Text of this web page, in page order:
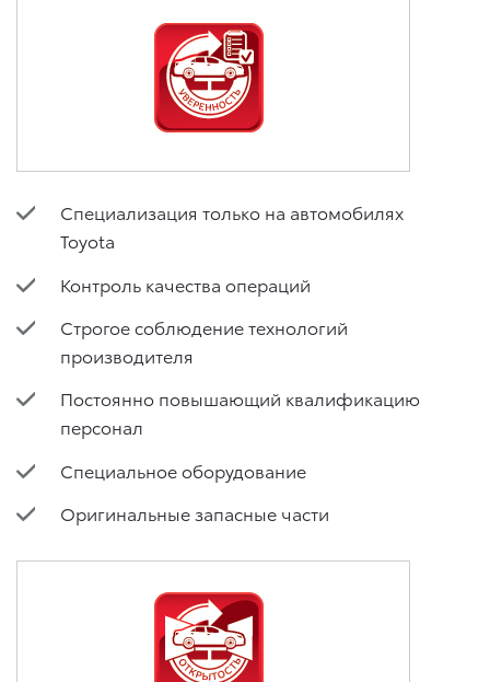
письменного заявления Обществу заказным почтовым
отправлением с описью вложения по адресу: 141031,
Московская обл., г. о. Мытищи, п. Вёшки, МКАД 84-й км,
ТПЗ «Алтуфьево», вл. 5, стр. 1.
Специализация только на автомобилях
Toyota
Контроль качества операций
Строгое соблюдение технологий
производителя
Постоянно повышающий квалификацию
персонал
Специальное оборудование
Оригинальные запасные части